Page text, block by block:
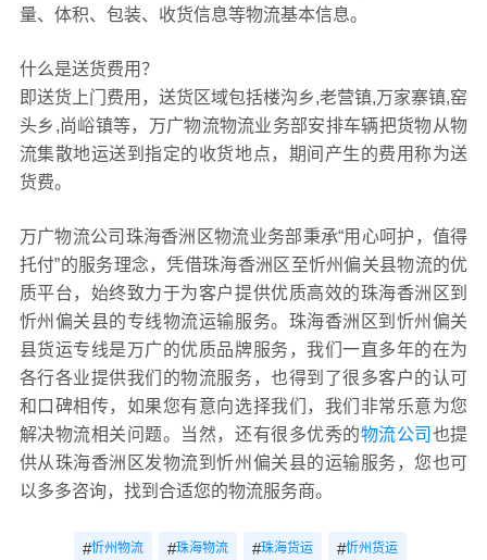
量、体积、包装、收货信息等物流基本信息。
什么是送货费用？
即送货上门费用，送货区域包括楼沟乡,老营镇,万家寨镇,窑
头乡,尚峪镇等，万广物流物流业务部安排车辆把货物从物
流集散地运送到指定的收货地点，期间产生的费用称为送
货费。
万广物流公司珠海香洲区物流业务部秉承“用心呵护，值得
托付”的服务理念，凭借珠海香洲区至忻州偏关县物流的优
质平台，始终致力于为客户提供优质高效的珠海香洲区到
忻州偏关县的专线物流运输服务。珠海香洲区到忻州偏关
县货运专线是万广的优质品牌服务，我们一直多年的在为
各行各业提供我们的物流服务，也得到了很多客户的认可
和口碑相传，如果您有意向选择我们，我们非常乐意为您
解决物流相关问题。当然，还有很多优秀的物流公司 也提
供从珠海香洲区发物流到忻州偏关县的运输服务，您也可
以多多咨询，找到合适您的物流服务商。
#忻州物流 #珠海物流 #珠海货运 #忻州货运